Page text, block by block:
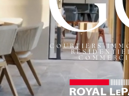
COURTIERS